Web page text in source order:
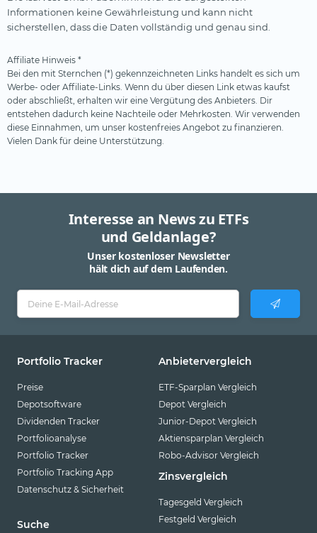
Informationen keine Gewährleistung und kann nicht
sicherstellen, dass die Daten vollständig und genau sind.
Affiliate Hinweis *
Bei den mit Sternchen (*) gekennzeichneten Links handelt es sich um
Werbe- oder Affiliate-Links. Wenn du über diesen Link etwas kaufst
oder abschließt, erhalten wir eine Vergütung des Anbieters. Dir
entstehen dadurch keine Nachteile oder Mehrkosten. Wir verwenden
diese Einnahmen, um unser kostenfreies Angebot zu finanzieren.
Vielen Dank für deine Unterstützung.
Interesse an News zu ETFs
und Geldanlage?
Unser kostenloser Newsletter
hält dich auf dem Laufenden.
Portfolio Tracker
Preise
Depotsoftware
Dividenden Tracker
Portfolioanalyse
Portfolio Tracker
Portfolio Tracking App
Datenschutz & Sicherheit
Suche
Anbietervergleich
ETF-Sparplan Vergleich
Depot Vergleich
Junior-Depot Vergleich
Aktiensparplan Vergleich
Robo-Advisor Vergleich
Zinsvergleich
Tagesgeld Vergleich
Festgeld Vergleich